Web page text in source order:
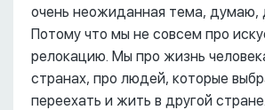
очень неожиданная тема, думаю,
Потому что мы не совсем про
релокацию. Мы про жизнь
странах, про людей, которые
переехать и жить в другой